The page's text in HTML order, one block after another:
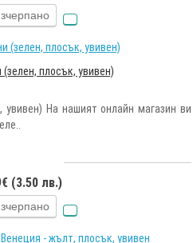
плосък, увивен)
На нашият онлайн магазин ви
(3.50 лв.)